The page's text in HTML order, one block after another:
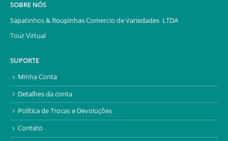
SOBRE NÓS
Sapatinhos & Roupinhas Comercio de Variedades LTDA
Tour Virtual
SUPORTE
Minha Conta
Detalhes da conta
Política de Trocas e Devoluções
Contato